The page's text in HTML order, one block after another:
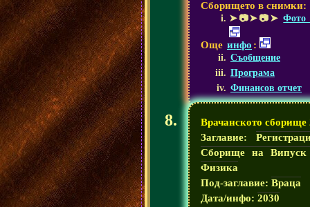
Сборището в снимки:
➤📷➤📷➤ Фото
Още инфо :
Съобщение
Програма
Финансов отчет
Врачанското сборище
Заглавие:
Сборище на Випуск
Физика
Под-заглавие: Враца
Дата/инфо: 2030